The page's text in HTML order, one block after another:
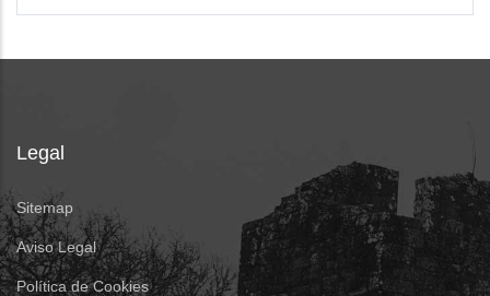
Legal
Sitemap
Aviso Legal
Política de Cookies